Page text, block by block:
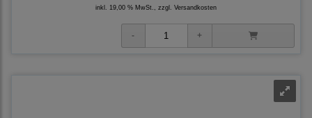
inkl. 19,00 % MwSt., zzgl. Versandkosten